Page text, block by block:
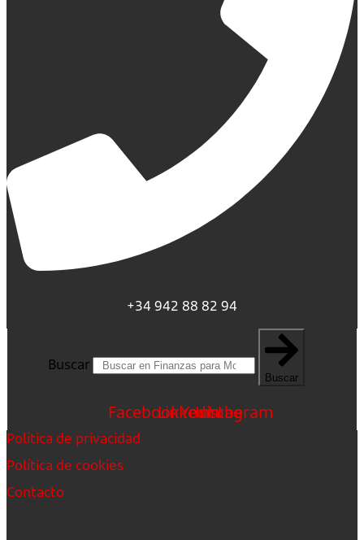
+34 942 88 82 94
Buscar
Buscar
FacebookLinkedin
Youtube
Instagram
Política de privacidad
Política de cookies
Contacto